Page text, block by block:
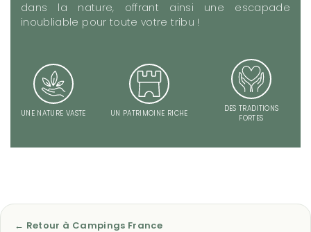
dans la nature, offrant ainsi une escapade
inoubliable pour toute votre tribu !
UNE NATURE VASTE UN PATRIMOINE RICHE
DES TRADITIONS
FORTES
← Retour à Campings France